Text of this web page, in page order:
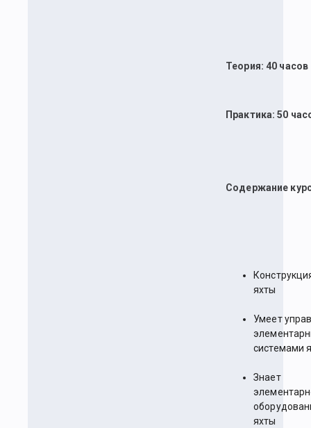
Теория: 40 часов
Практика: 50
Содержание
яхты
Умеет
системами
Знает
яхты